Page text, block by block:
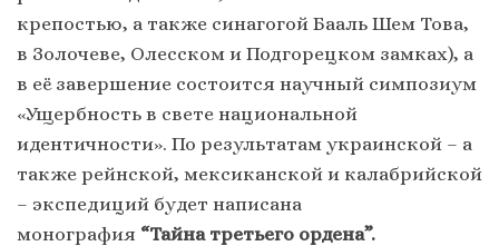
крепостью, а также синагогой Бааль Шем Това,
в Золочеве, Олесском и Подгорецком замках), а
в её завершение состоится научный симпозиум
«Ущербность в свете национальной
идентичности». По результатам украинской – а
также рейнской, мексиканской и калабрийской
– экспедиций будет написана
монография “Тайна третьего ордена”.